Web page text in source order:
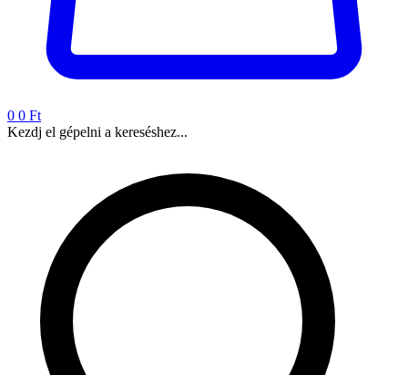
0 0 Ft
Kezdj el gépelni a kereséshez...